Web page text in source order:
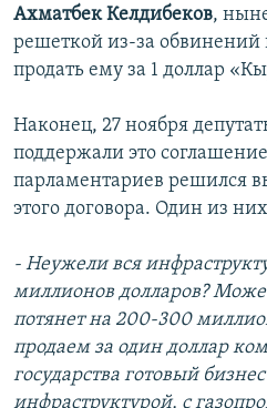
Ахматбек Келдибеков,
решеткой из-за обвинений
продать ему за 1 доллар
Наконец, 27 ноября
поддержали это
парламентариев решился
этого договора. Один из них
- Неужели вся
миллионов долларов?
потянет на 200-300
продаем за один доллар
государства готовый
инфраструктурой, с